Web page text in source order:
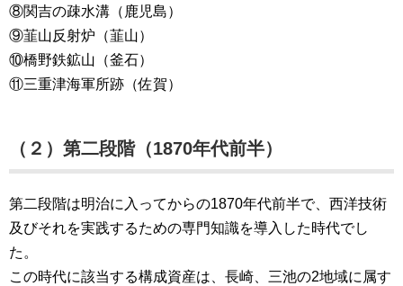
⑧関吉の疎水溝（鹿児島）
⑨韮山反射炉（韮山）
⑩橋野鉄鉱山（釜石）
⑪三重津海軍所跡（佐賀）
（２）第二段階（1870年代前半）
第二段階は明治に入ってからの1870年代前半で、西洋技術
及びそれを実践するための専門知識を導入した時代でし
た。
この時代に該当する構成資産は、長崎、三池の2地域に属す